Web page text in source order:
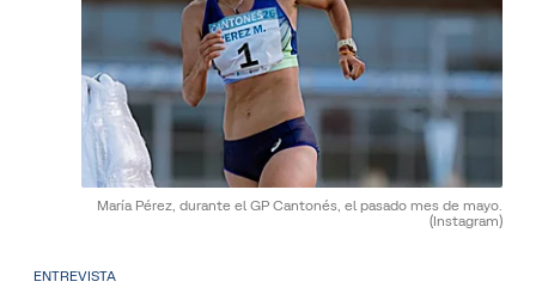
María Pérez, durante el GP Cantonés, el pasado mes de mayo.
(Instagram)
ENTREVISTA